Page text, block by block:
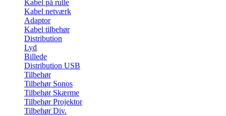
Kabel på rulle
Kabel netværk
Adaptor
Kabel tilbehør
Distribution
Lyd
Billede
Distribution USB
Tilbehør
Tilbehør Sonos
Tilbehør Skærme
Tilbehør Projektor
Tilbehør Div.